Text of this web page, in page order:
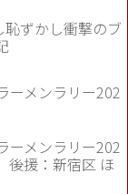
恥ずかし衝撃のブ
ーメンラリー202
ーメンラリー202
後援：新宿区 ほ